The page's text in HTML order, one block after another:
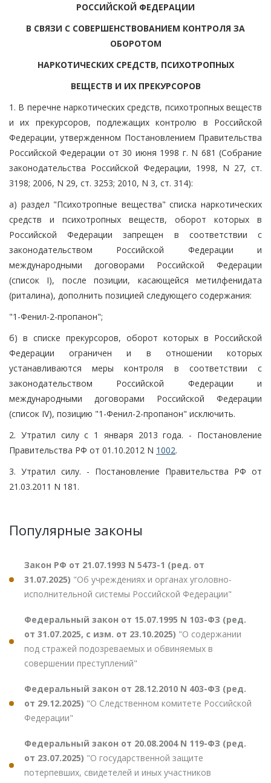
РОССИЙСКОЙ ФЕДЕРАЦИИ
В СВЯЗИ С СОВЕРШЕНСТВОВАНИЕМ КОНТРОЛЯ ЗА
ОБОРОТОМ
НАРКОТИЧЕСКИХ СРЕДСТВ, ПСИХОТРОПНЫХ
ВЕЩЕСТВ И ИХ ПРЕКУРСОРОВ
1. В перечне наркотических средств, психотропных веществ
и их прекурсоров, подлежащих контролю в Российской
Федерации, утвержденном Постановлением Правительства
Российской Федерации от 30 июня 1998 г. N 681 (Собрание
законодательства Российской Федерации, 1998, N 27, ст.
3198; 2006, N 29, ст. 3253; 2010, N 3, ст. 314):
а) раздел "Психотропные вещества" списка наркотических
средств и психотропных веществ, оборот которых в
Российской Федерации запрещен в соответствии с
законодательством Российской Федерации и
международными договорами Российской Федерации
(список I), после позиции, касающейся метилфенидата
(риталина), дополнить позицией следующего содержания:
"1-Фенил-2-пропанон";
б) в списке прекурсоров, оборот которых в Российской
Федерации ограничен и в отношении которых
устанавливаются меры контроля в соответствии с
законодательством Российской Федерации и
международными договорами Российской Федерации
(список IV), позицию "1-Фенил-2-пропанон" исключить.
2. Утратил силу с 1 января 2013 года. - Постановление
Правительства РФ от 01.10.2012 N 1002.
3. Утратил силу. - Постановление Правительства РФ от
21.03.2011 N 181.
Популярные законы
Закон РФ от 21.07.1993 N 5473-1 (ред. от
31.07.2025) "Об учреждениях и органах уголовно-
исполнительной системы Российской Федерации"
Федеральный закон от 15.07.1995 N 103-ФЗ (ред.
от 31.07.2025, с изм. от 23.10.2025) "О содержании
под стражей подозреваемых и обвиняемых в
совершении преступлений"
Федеральный закон от 28.12.2010 N 403-ФЗ (ред.
от 29.12.2025) "О Следственном комитете Российской
Федерации"
Федеральный закон от 20.08.2004 N 119-ФЗ (ред.
от 23.07.2025) "О государственной защите
потерпевших, свидетелей и иных участников